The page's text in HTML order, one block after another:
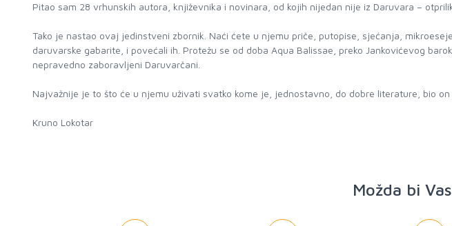
Pitao sam 28 vrhunskih autora, književnika i novinara, od kojih nijedan nije iz Daruvara –
Tako je nastao ovaj jedinstveni zbornik. Naći ćete u njemu priče, putopise, sjećanja,
daruvarske gabarite, i povećali ih. Protežu se od doba Aqua Balissae, preko Jankovićevog
nepravedno zaboravljeni Daruvarčani.
Najvažnije je to što će u njemu uživati svatko kome je, jednostavno, do dobre literature, bio on
Kruno Lokotar
Možda bi